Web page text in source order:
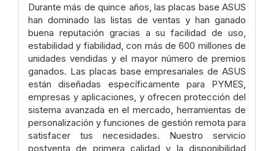
Durante más de quince años, las placas base ASUS
han dominado las listas de ventas y han ganado
buena reputación gracias a su facilidad de uso,
estabilidad y fiabilidad, con más de 600 millones de
unidades vendidas y el mayor número de premios
ganados. Las placas base empresariales de ASUS
están diseñadas específicamente para PYMES,
empresas y aplicaciones, y ofrecen protección del
sistema avanzada en el mercado, herramientas de
personalización y funciones de gestión remota para
satisfacer tus necesidades. Nuestro servicio
postventa de primera calidad y la disponibilidad